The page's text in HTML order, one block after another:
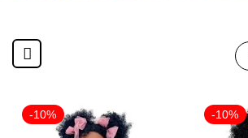
-10% -10%